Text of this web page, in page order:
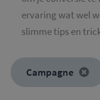
ervaring wat wel
slimme tips en
Campagne